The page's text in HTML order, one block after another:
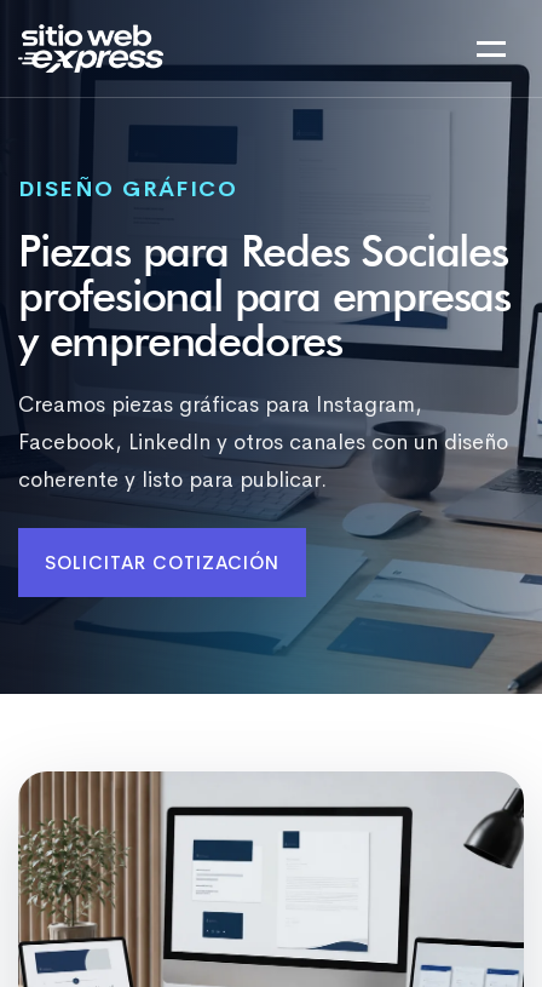
DISEÑO GRÁFICO
Piezas para Redes Sociales
profesional para empresas
y emprendedores
Creamos piezas gráficas para Instagram,
Facebook, LinkedIn y otros canales con un diseño
coherente y listo para publicar.
SOLICITAR COTIZACIÓN